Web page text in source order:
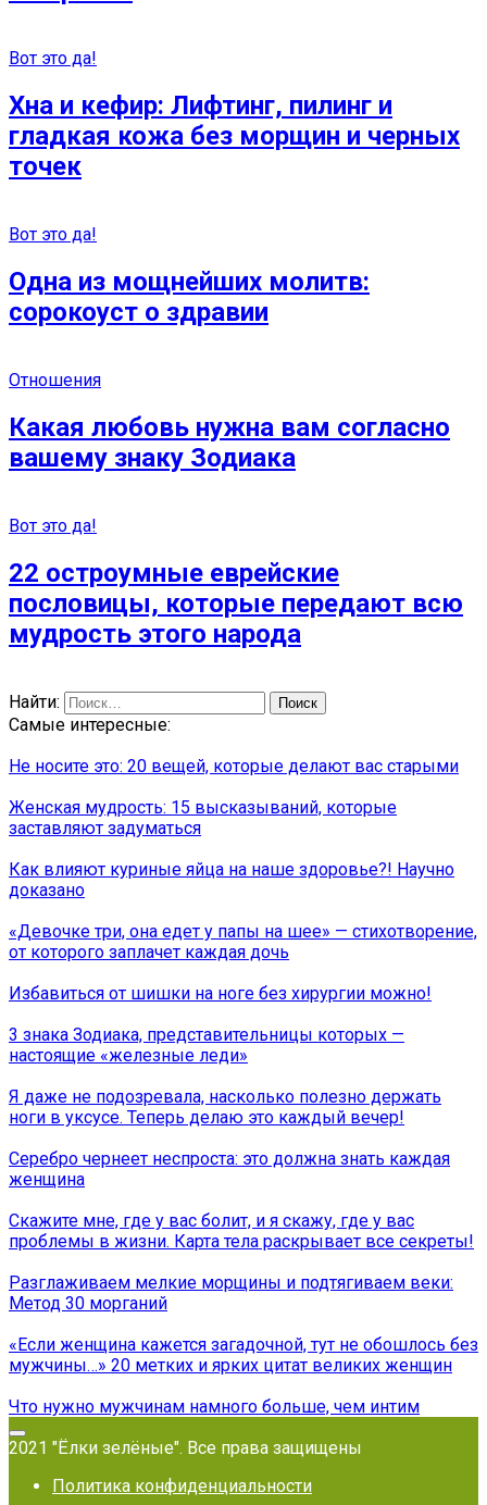
Вот это да!
Хна и кефир: Лифтинг, пилинг и
гладкая кожа без морщин и черных
точек
Вот это да!
Одна из мощнейших молитв:
сорокоуст о здравии
Отношения
Какая любовь нужна вам согласно
вашему знаку Зодиака
Вот это да!
22 остроумные еврейские
пословицы, которые передают всю
мудрость этого народа
Найти:
Самые интересные:
Не носите это: 20 вещей, которые делают вас старыми
Женская мудрость: 15 высказываний, которые
заставляют задуматься
Как влияют куриные яйца на наше здоровье?! Научно
доказано
«Девочке три, она едет у папы на шее» — стихотворение,
от которого заплачет каждая дочь
Избавиться от шишки на ноге без хирургии можно!
3 знака Зодиака, представительницы которых —
настоящие «железные леди»
Я даже не подозревала, насколько полезно держать
ноги в уксусе. Теперь делаю это каждый вечер!
Серебро чернеет неспроста: это должна знать каждая
женщина
Скажите мне, где у вас болит, и я скажу, где у вас
проблемы в жизни. Карта тела раскрывает все секреты!
Разглаживаем мелкие морщины и подтягиваем веки:
Метод 30 морганий
«Если женщина кажется загадочной, тут не обошлось без
мужчины…» 20 метких и ярких цитат великих женщин
Что нужно мужчинам намного больше, чем интим
2021 "Ёлки зелёные". Все права защищены
Политика конфиденциальности